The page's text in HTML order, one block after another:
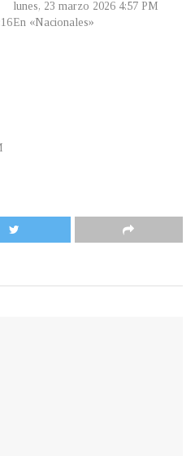
lunes, 23 marzo 2026 4:57 PM
En «Nacionales»